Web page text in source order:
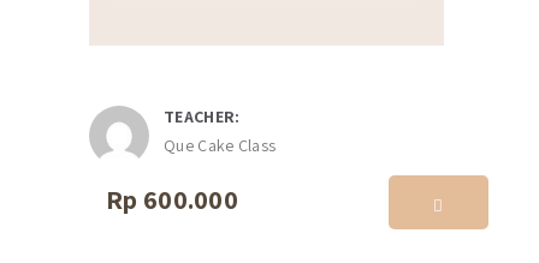
TEACHER:
Que Cake Class
Rp 600.000